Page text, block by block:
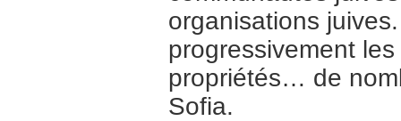
organisations
progressivement
propriétés… de
Sofia.